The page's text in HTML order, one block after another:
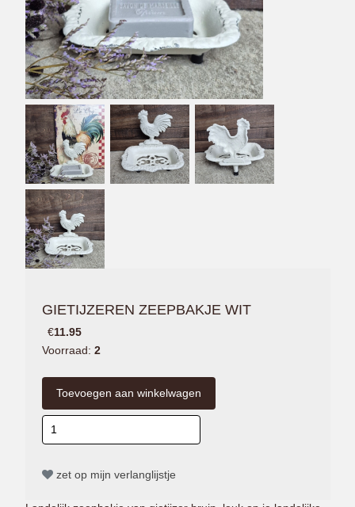
GIETIJZEREN ZEEPBAKJE WIT
€11.95
Voorraad: 2
zet op mijn verlanglijstje